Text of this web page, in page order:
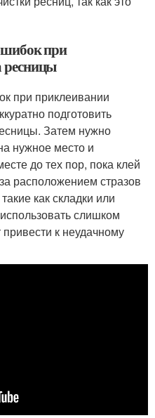
при
ресницы
при приклеивании
подготовить
Затем нужно
нужное место и
до тех пор, пока клей
расположением стразов
как складки или
слишком
привести к неудачному